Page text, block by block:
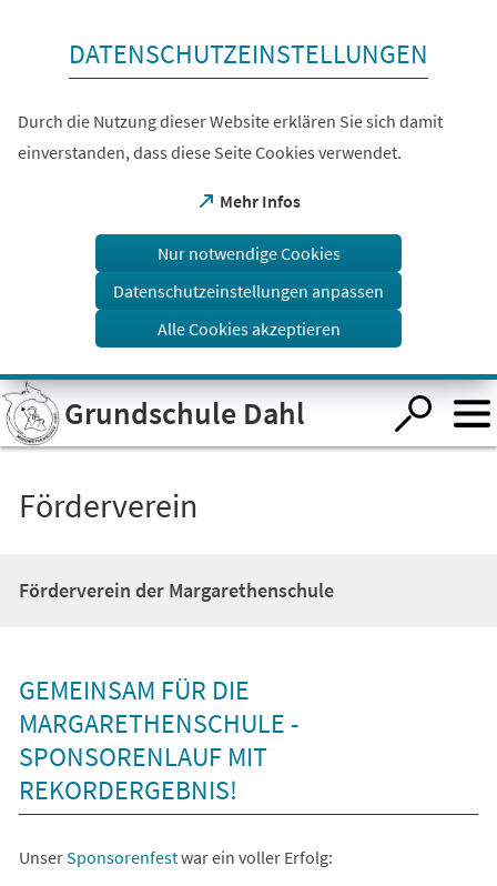
Visuelle
Assistenzsoftware
öffnen.
DATENSCHUTZEINSTELLUNGEN
Durch die Nutzung dieser Website erklären Sie sich damit
einverstanden, dass diese Seite Cookies verwendet.
Mehr Infos
(Öffnet
einem
Tab)
Nur notwendige Cookies
Datenschutzeinstellungen anpassen
Alle Cookies akzeptieren
Grundschule Dahl
Förderverein
Förderverein der Margarethenschule
GEMEINSAM FÜR DIE
MARGARETHENSCHULE -
SPONSORENLAUF MIT
REKORDERGEBNIS!
UnserSponsorenfestwar ein voller Erfolg: